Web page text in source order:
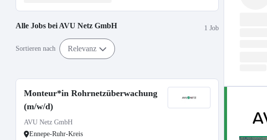
Alle Jobs bei AVU Netz GmbH 1 Job
Sortieren nach Relevanz
Monteur*in Rohrnetzüberwachung
(m/w/d)
AVU Netz GmbH
Ennepe-Ruhr-Kreis